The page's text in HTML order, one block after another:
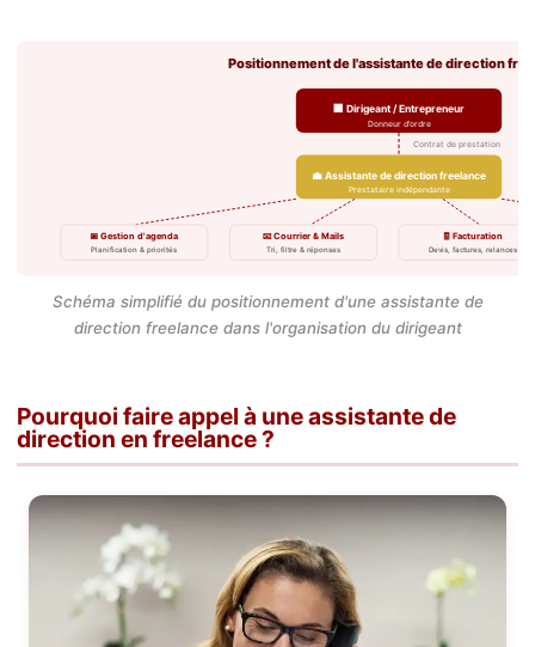
Positionnement de l'assistante de direction
🏢 Dirigeant / Entrepreneur
Donneur d'ordre
Contrat de prestation
💼 Assistante de direction freelance
Prestataire indépendante
📅 Gestion d'agenda
Planification & priorités
📧 Courrier & Mails
Tri, filtre & réponses
🧾 Facturation
Devis, factures, relances
Schéma simplifié du positionnement d'une assistante de
direction freelance dans l'organisation du dirigeant
Pourquoi faire appel à une assistante de
direction en freelance ?